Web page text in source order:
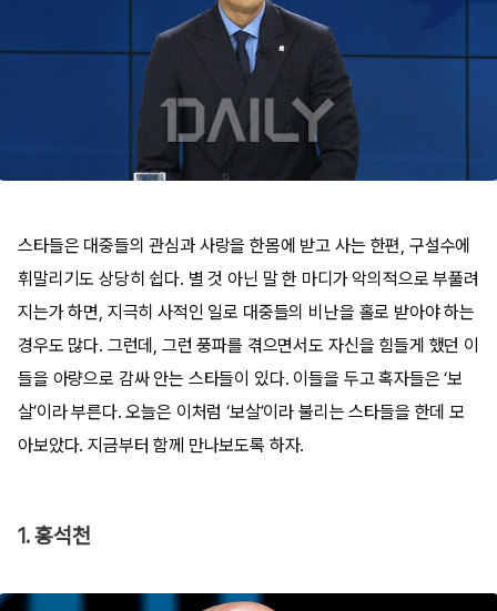
스타들은 대중들의 관심과 사랑을 한몸에 받고 사는 한편, 구설수에
휘말리기도 상당히 쉽다. 별 것 아닌 말 한 마디가 악의적으로 부풀려
지는가 하면, 지극히 사적인 일로 대중들의 비난을 홀로 받아야 하는
경우도 많다. 그런데, 그런 풍파를 겪으면서도 자신을 힘들게 했던 이
들을 아량으로 감싸 안는 스타들이 있다. 이들을 두고 혹자들은 ‘보
살’이라 부른다. 오늘은 이처럼 ‘보살’이라 불리는 스타들을 한데 모
아보았다. 지금부터 함께 만나보도록 하자.
1. 홍석천